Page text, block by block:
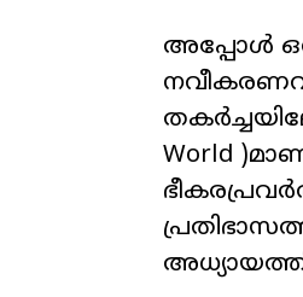
അപ്പോൾ
World